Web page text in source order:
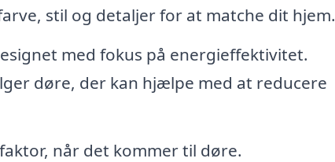
stil og detaljer for at matche dit hjem.
med fokus på energieffektivitet.
døre, der kan hjælpe med at reducere
når det kommer til døre.